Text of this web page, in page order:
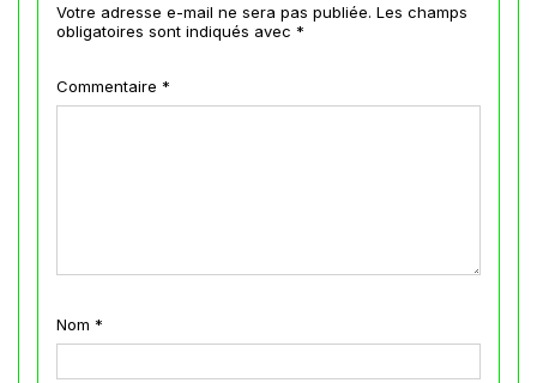
Votre adresse e-mail ne sera pas publiée. Les champs
obligatoires sont indiqués avec *
Commentaire *
Nom *